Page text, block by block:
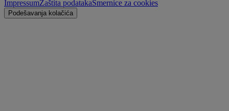
ImpressumZaštita podatakaSmernice za cookies
Podešavanja kolačića